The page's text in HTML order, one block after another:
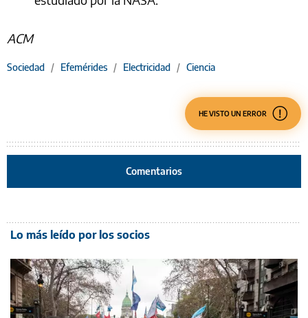
ACM
Sociedad / Efemérides / Electricidad / Ciencia
HE VISTO UN ERROR
Comentarios
Lo más leído por los socios